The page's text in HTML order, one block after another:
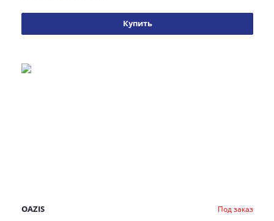
Купить
OAZIS Под заказ